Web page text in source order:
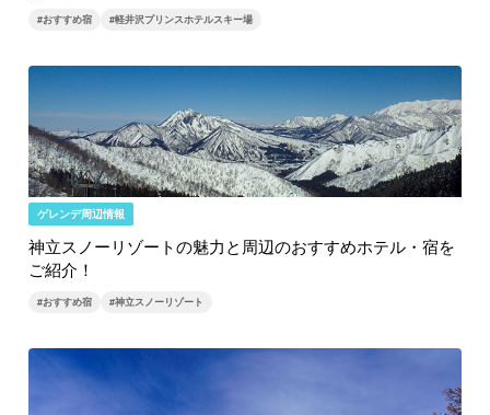
#おすすめ宿 #軽井沢プリンスホテルスキー場
ゲレンデ周辺情報
神立スノーリゾートの魅力と周辺のおすすめホテル・宿を
ご紹介！
#おすすめ宿 #神立スノーリゾート